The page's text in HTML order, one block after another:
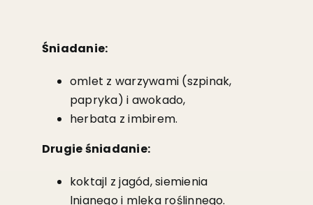
Śniadanie:
omlet z warzywami (szpinak,
papryka) i awokado,
herbata z imbirem.
Drugie śniadanie:
koktajl z jagód, siemienia
lnianego i mleka roślinnego.